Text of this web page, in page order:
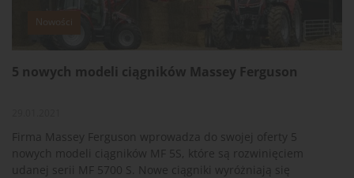
Nowości
5 nowych modeli ciągników Massey Ferguson
Firma Massey Ferguson wprowadza do swojej oferty 5
nowych modeli ciągników MF 5S, które są rozwinięciem
udanej serii MF 5700 S. Nowe ciągniki wyróżniają się